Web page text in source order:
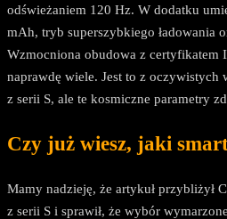
odświeżaniem 120 Hz. W dodatku
mAh, tryb superszybkiego ładowania
Wzmocniona obudowa z certyfikatem
naprawdę wiele. Jest to z oczywistych
z serii S, ale te kosmiczne parametry
Czy już wiesz, jaki
Mamy nadzieję, że artykuł przybliżył
z serii S i sprawił, że wybór